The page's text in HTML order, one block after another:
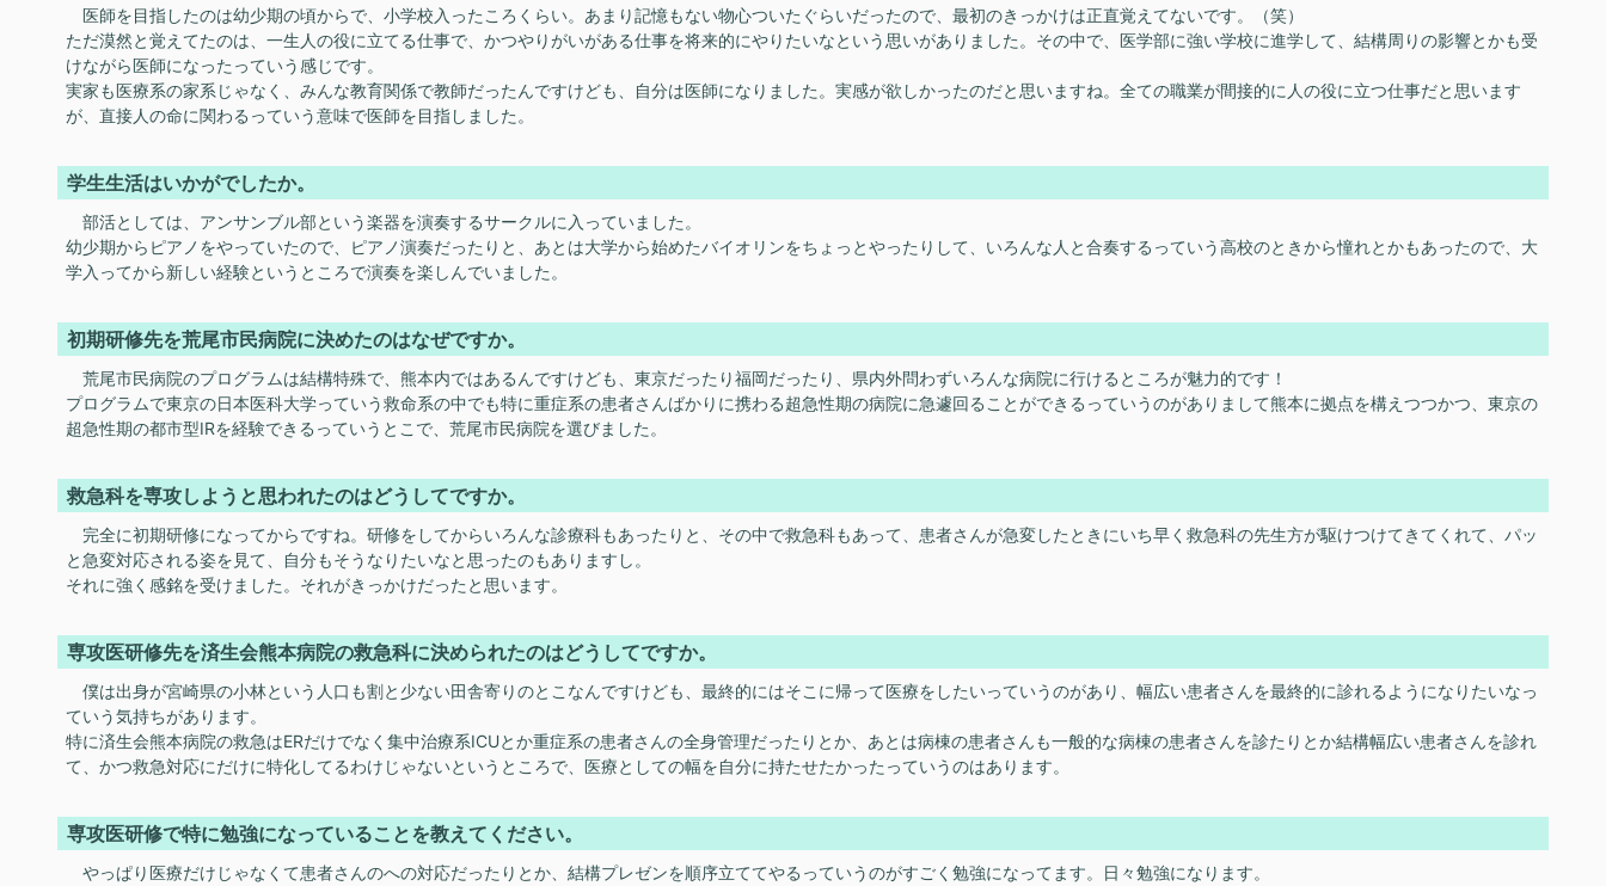
医師を目指したのは幼少期の頃からで、小学校入ったころくらい。あまり記憶もない物心ついたぐらいだったので、最初のきっかけは正直覚えてないです。（笑）
ただ漠然と覚えてたのは、一生人の役に立てる仕事で、かつやりがいがある仕事を将来的にやりたいなという思いがありました。その中で、医学部に強い学校に進学して、結構周りの影響とかも受
けながら医師になったっていう感じです。
実家も医療系の家系じゃなく、みんな教育関係で教師だったんですけども、自分は医師になりました。実感が欲しかったのだと思いますね。全ての職業が間接的に人の役に立つ仕事だと思います
が、直接人の命に関わるっていう意味で医師を目指しました。
学生生活はいかがでしたか。
部活としては、アンサンブル部という楽器を演奏するサークルに入っていました。
幼少期からピアノをやっていたので、ピアノ演奏だったりと、あとは大学から始めたバイオリンをちょっとやったりして、いろんな人と合奏するっていう高校のときから憧れとかもあったので、大
学入ってから新しい経験というところで演奏を楽しんでいました。
初期研修先を荒尾市民病院に決めたのはなぜですか。
荒尾市民病院のプログラムは結構特殊で、熊本内ではあるんですけども、東京だったり福岡だったり、県内外問わずいろんな病院に行けるところが魅力的です！
プログラムで東京の日本医科大学っていう救命系の中でも特に重症系の患者さんばかりに携わる超急性期の病院に急遽回ることができるっていうのがありまして熊本に拠点を構えつつかつ、東京の
超急性期の都市型IRを経験できるっていうとこで、荒尾市民病院を選びました。
救急科を専攻しようと思われたのはどうしてですか。
完全に初期研修になってからですね。研修をしてからいろんな診療科もあったりと、その中で救急科もあって、患者さんが急変したときにいち早く救急科の先生方が駆けつけてきてくれて、パッ
と急変対応される姿を見て、自分もそうなりたいなと思ったのもありますし。
それに強く感銘を受けました。それがきっかけだったと思います。
専攻医研修先を済生会熊本病院の救急科に決められたのはどうしてですか。
僕は出身が宮崎県の小林という人口も割と少ない田舎寄りのとこなんですけども、最終的にはそこに帰って医療をしたいっていうのがあり、幅広い患者さんを最終的に診れるようになりたいなっ
ていう気持ちがあります。
特に済生会熊本病院の救急はERだけでなく集中治療系ICUとか重症系の患者さんの全身管理だったりとか、あとは病棟の患者さんも一般的な病棟の患者さんを診たりとか結構幅広い患者さんを診れ
て、かつ救急対応にだけに特化してるわけじゃないというところで、医療としての幅を自分に持たせたかったっていうのはあります。
専攻医研修で特に勉強になっていることを教えてください。
やっぱり医療だけじゃなくて患者さんのへの対応だったりとか、結構プレゼンを順序立ててやるっていうのがすごく勉強になってます。日々勉強になります。